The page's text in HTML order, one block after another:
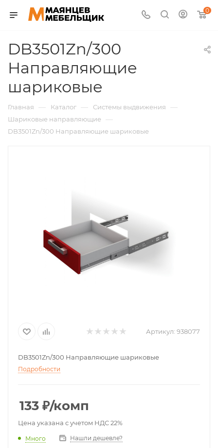
0
DB3501Zn/300
Направляющие
шариковые
Главная — Каталог — Системы выдвижения —
Шариковые направляющие —
DB3501Zn/300 Направляющие шариковые
Артикул: 938077
DB3501Zn/300 Направляющие шариковые
Подробности
133 ₽/комп
Цена указана с учетом НДС 22%
Много Нашли дешевле?